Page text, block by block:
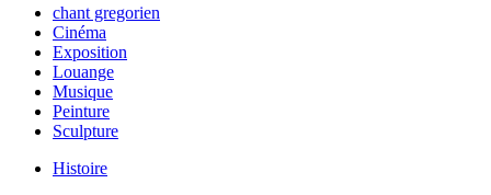
chant gregorien
Cinéma
Exposition
Louange
Musique
Peinture
Sculpture
Histoire